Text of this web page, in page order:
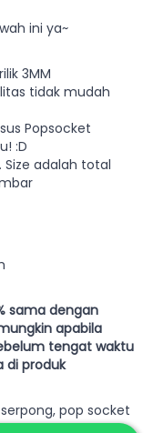
ini ya~
3MM
tidak mudah
Popsocket
:D
Size adalah total
sama dengan
apabila
tengat waktu
di produk
pop socket
atribut